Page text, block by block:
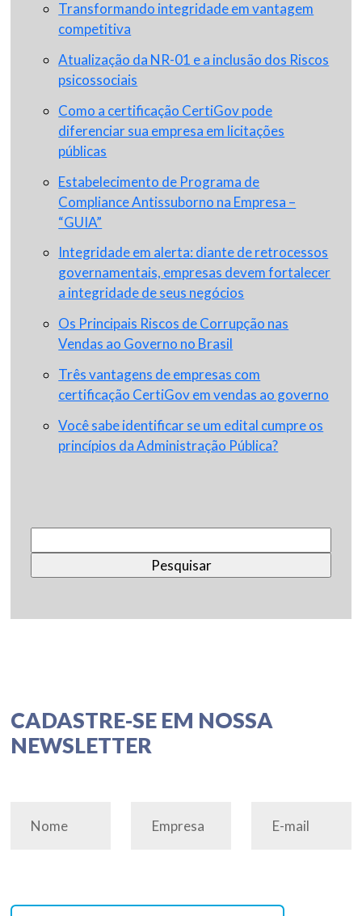
Transformando integridade em vantagem
competitiva
Atualização da NR-01 e a inclusão dos Riscos
psicossociais
Como a certificação CertiGov pode
diferenciar sua empresa em licitações
públicas
Estabelecimento de Programa de
Compliance Antissuborno na Empresa –
“GUIA”
Integridade em alerta: diante de retrocessos
governamentais, empresas devem fortalecer
a integridade de seus negócios
Os Principais Riscos de Corrupção nas
Vendas ao Governo no Brasil
Três vantagens de empresas com
certificação CertiGov em vendas ao governo
Você sabe identificar se um edital cumpre os
princípios da Administração Pública?
por:
CADASTRE-SE EM NOSSA
NEWSLETTER